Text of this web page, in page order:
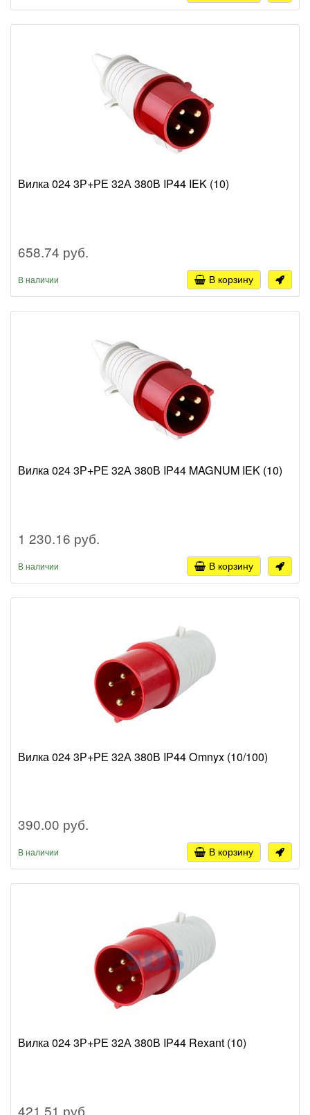
Вилка 024 3Р+РЕ 32А 380В IP44 IEK (10)
658.74 руб.
В наличии В корзину
Вилка 024 3Р+РЕ 32А 380В IP44 MAGNUM IEK (10)
1 230.16 руб.
В наличии В корзину
Вилка 024 3Р+РЕ 32А 380В IP44 Omnyx (10/100)
390.00 руб.
В наличии В корзину
Вилка 024 3Р+РЕ 32А 380В IP44 Rexant (10)
421.51 руб.